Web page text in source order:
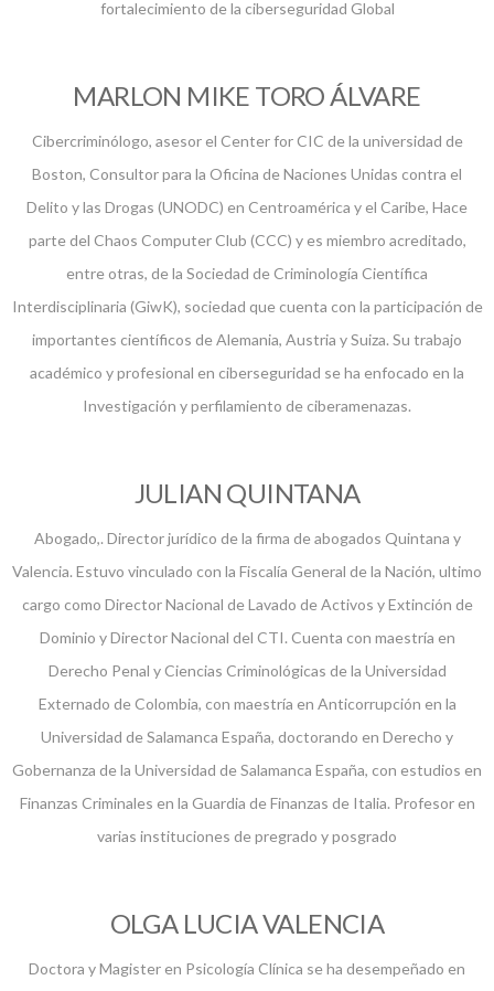
fortalecimiento de la ciberseguridad Global
MARLON MIKE TORO ÁLVARE
Cibercriminólogo, asesor el Center for CIC de la universidad de
Boston, Consultor para la Oficina de Naciones Unidas contra el
Delito y las Drogas (UNODC) en Centroamérica y el Caribe, Hace
parte del Chaos Computer Club (CCC) y es miembro acreditado,
entre otras, de la Sociedad de Criminología Científica
Interdisciplinaria (GiwK), sociedad que cuenta con la participación de
importantes científicos de Alemania, Austria y Suiza. Su trabajo
académico y profesional en ciberseguridad se ha enfocado en la
Investigación y perfilamiento de ciberamenazas.
JULIAN QUINTANA
Abogado,. Director jurídico de la firma de abogados Quintana y
Valencia. Estuvo vinculado con la Fiscalía General de la Nación, ultimo
cargo como Director Nacional de Lavado de Activos y Extinción de
Dominio y Director Nacional del CTI. Cuenta con maestría en
Derecho Penal y Ciencias Criminológicas de la Universidad
Externado de Colombia, con maestría en Anticorrupción en la
Universidad de Salamanca España, doctorando en Derecho y
Gobernanza de la Universidad de Salamanca España, con estudios en
Finanzas Criminales en la Guardia de Finanzas de Italia. Profesor en
varias instituciones de pregrado y posgrado
OLGA LUCIA VALENCIA
Doctora y Magister en Psicología Clínica se ha desempeñado en